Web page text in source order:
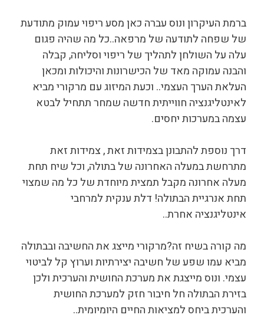
ברמת העיקרון ונוס עברה כאן מסע ריפוי עמוק מתודעת
של שפחה לתודעה של מרפאה..כל מה שהיה פגום
עלה על השולחן לתהליך של ריפוי וסליחה, קבלה
והבנה עמוקה מאד של הכישרונות והיכולות ומכאן
העלאת הערך העצמי.. וכעת המיזוג עם מרקורי מביא
לאינטליגנציה חווייתית חדשה שמחר תתחיל לבטא
עצמה במערכות יחסים.
דרך נוספת להתבונן בצמידות זאת , צמידות זאת
מתרחשת במעלה האחרונה של בתולה, וכל שיח תחת
מעלה אחרונה מקבל תמצית מיוחדת של כל מה שמצוי
תחת אנרגיית הבתולה! דלת ענקית למרחבי
אינטליגנציה אחרת..
מה קורה בשיח זה?מרקורי מייצג את החשיבה ובבתולה
מביא עמו שפע של חשיבה יצירתיות וערוץ קל לביטוי
עצמי. ונוס מייצגת את מערכת החושית והערכית ולכן
בזירת הבתולה חל חיבור חזק למערכת החושית
והערכית ביחס למציאות החיים היומיומית..